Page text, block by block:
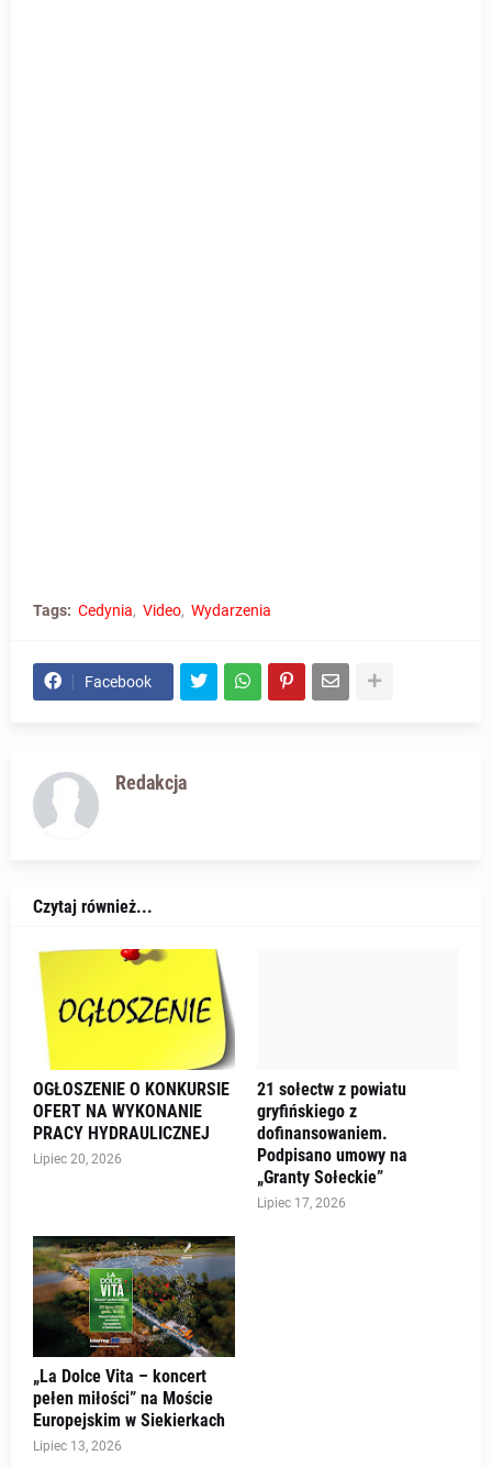
Tags: Cedynia Video Wydarzenia
Facebook
Redakcja
Czytaj również...
OGŁOSZENIE O KONKURSIE
OFERT NA WYKONANIE
PRACY HYDRAULICZNEJ
Lipiec 20, 2026
21 sołectw z powiatu
gryfińskiego z
dofinansowaniem.
Podpisano umowy na
„Granty Sołeckie”
Lipiec 17, 2026
„La Dolce Vita – koncert
pełen miłości” na Moście
Europejskim w Siekierkach
Lipiec 13, 2026